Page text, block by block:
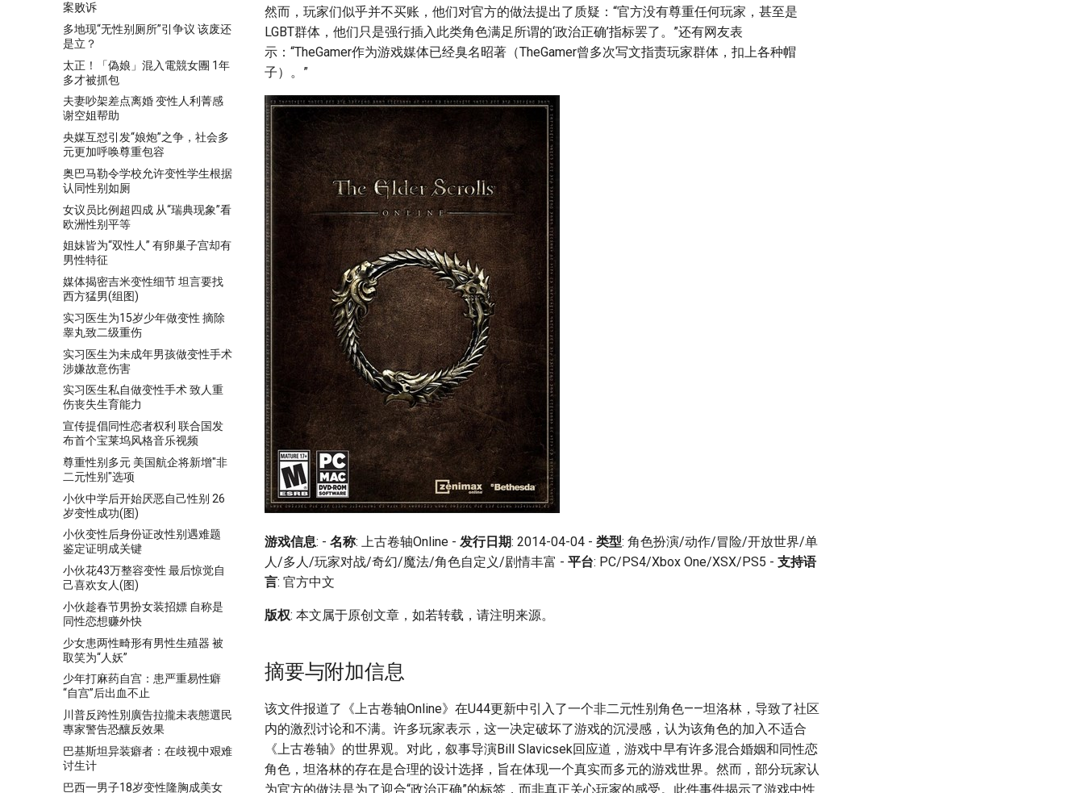
案败诉
多地现“无性别厕所”引争议 该废还
是立？
太正！「偽娘」混入電競女團 1年
多才被抓包
夫妻吵架差点离婚 变性人利菁感
谢空姐帮助
央媒互怼引发“娘炮”之争，社会多
元更加呼唤尊重包容
奥巴马勒令学校允许变性学生根据
认同性别如厕
女议员比例超四成 从“瑞典现象”看
欧洲性别平等
姐妹皆为“双性人” 有卵巢子宫却有
男性特征
媒体揭密吉米变性细节 坦言要找
西方猛男(组图)
实习医生为15岁少年做变性 摘除
睾丸致二级重伤
实习医生为未成年男孩做变性手术
涉嫌故意伤害
实习医生私自做变性手术 致人重
伤丧失生育能力
宣传提倡同性恋者权利 联合国发
布首个宝莱坞风格音乐视频
尊重性别多元 美国航企将新增"非
二元性别"选项
小伙中学后开始厌恶自己性别 26
岁变性成功(图)
小伙变性后身份证改性别遇难题
鉴定证明成关键
小伙花43万整容变性 最后惊觉自
己喜欢女人(图)
小伙趁春节男扮女装招嫖 自称是
同性恋想赚外快
少女患两性畸形有男性生殖器 被
取笑为“人妖”
少年打麻药自宫：患严重易性癖
“自宫”后出血不止
川普反跨性別廣告拉攏未表態選民
專家警告恐釀反效果
巴基斯坦异装癖者：在歧视中艰难
讨生计
巴西一男子18岁变性隆胸成美女
然而，玩家们似乎并不买账，他们对官方的做法提出了质疑：“官方没有尊重任何玩家，甚至是
LGBT群体，他们只是强行插入此类角色满足所谓的‘政治正确’指标罢了。”还有网友表
示：“TheGamer作为游戏媒体已经臭名昭著（TheGamer曾多次写文指责玩家群体，扣上各种帽
子）。”
游戏信息: - 名称: 上古卷轴Online - 发行日期: 2014-04-04 - 类型: 角色扮演/动作/冒险/开放世界/单
人/多人/玩家对战/奇幻/魔法/角色自定义/剧情丰富 - 平台: PC/PS4/Xbox One/XSX/PS5 - 支持语
言: 官方中文
版权: 本文属于原创文章，如若转载，请注明来源。
摘要与附加信息
该文件报道了《上古卷轴Online》在U44更新中引入了一个非二元性别角色——坦洛林，导致了社区
内的激烈讨论和不满。许多玩家表示，这一决定破坏了游戏的沉浸感，认为该角色的加入不适合
《上古卷轴》的世界观。对此，叙事导演Bill Slavicsek回应道，游戏中早有许多混合婚姻和同性恋
角色，坦洛林的存在是合理的设计选择，旨在体现一个真实而多元的游戏世界。然而，部分玩家认
为官方的做法是为了迎合“政治正确”的标签，而非真正关心玩家的感受。此件事件揭示了游戏中性